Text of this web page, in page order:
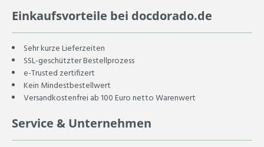
Einkaufsvorteile bei docdorado.de
Sehr kurze Lieferzeiten
SSL-geschützter Bestellprozess
e-Trusted zertifizert
Kein Mindestbestellwert
Versandkostenfrei ab 100 Euro netto Warenwert
Service & Unternehmen